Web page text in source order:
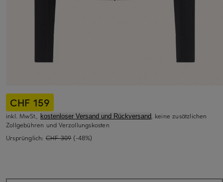
CHF 159
inkl. MwSt., kostenloser Versand und Rückversand, keine zusätzlichen
Zollgebühren und Verzollungskosten
Ursprünglich: CHF 309 (-48%)